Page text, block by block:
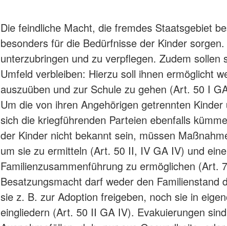
Die feindliche Macht, die fremdes Staatsgebiet
besonders für die Bedürfnisse der Kinder
unterzubringen und zu verpflegen. Zudem sollen
Umfeld verbleiben: Hierzu soll ihnen ermöglicht
auszuüben und zur Schule zu gehen (Art. 50 I
Um die von ihren Angehörigen getrennten
sich die kriegführenden Parteien ebenfalls
der Kinder nicht bekannt sein, müssen
um sie zu ermitteln (Art. 50 II, IV GA IV) und
Familienzusammenführung zu ermöglichen (Art.
Besatzungsmacht darf weder den Familienstand
sie z. B. zur Adoption freigeben, noch sie in
eingliedern (Art. 50 II GA IV). Evakuierungen